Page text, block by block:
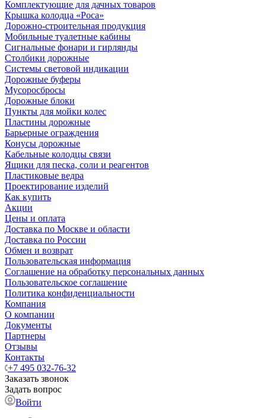
Комплектующие для дачных товаров
Крышка колодца «Роса»
Дорожно-строительная продукция
Мобильные туалетные кабины
Сигнальные фонари и гирлянды
Столбики дорожные
Системы световой индикации
Дорожные буферы
Мусоросбросы
Дорожные блоки
Пункты для мойки колес
Пластины дорожные
Барьерные ограждения
Конусы дорожные
Кабельные колодцы связи
Ящики для песка, соли и реагентов
Пластиковые ведра
Проектирование изделий
Как купить
Акции
Цены и оплата
Доставка по Москве и области
Доставка по России
Обмен и возврат
Пользовательская информация
Соглашение на обработку персональных данных
Пользовательское соглашение
Политика конфиденциальности
Компания
О компании
Документы
Партнеры
Отзывы
Контакты
+7 495 032-76-32
Заказать звонок
Задать вопрос
Войти